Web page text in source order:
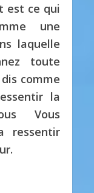
est ce qui
une
laquelle
toute
comme
la
Vous
ressentir